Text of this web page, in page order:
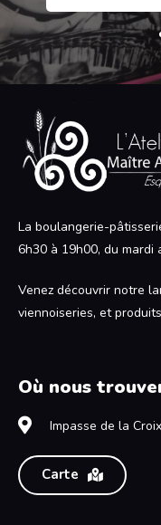
La boulangerie-
6h30 à 19h00, du mardi
Venez découvrir notre
viennoiseries, et
Où nous
Impasse de la
Carte